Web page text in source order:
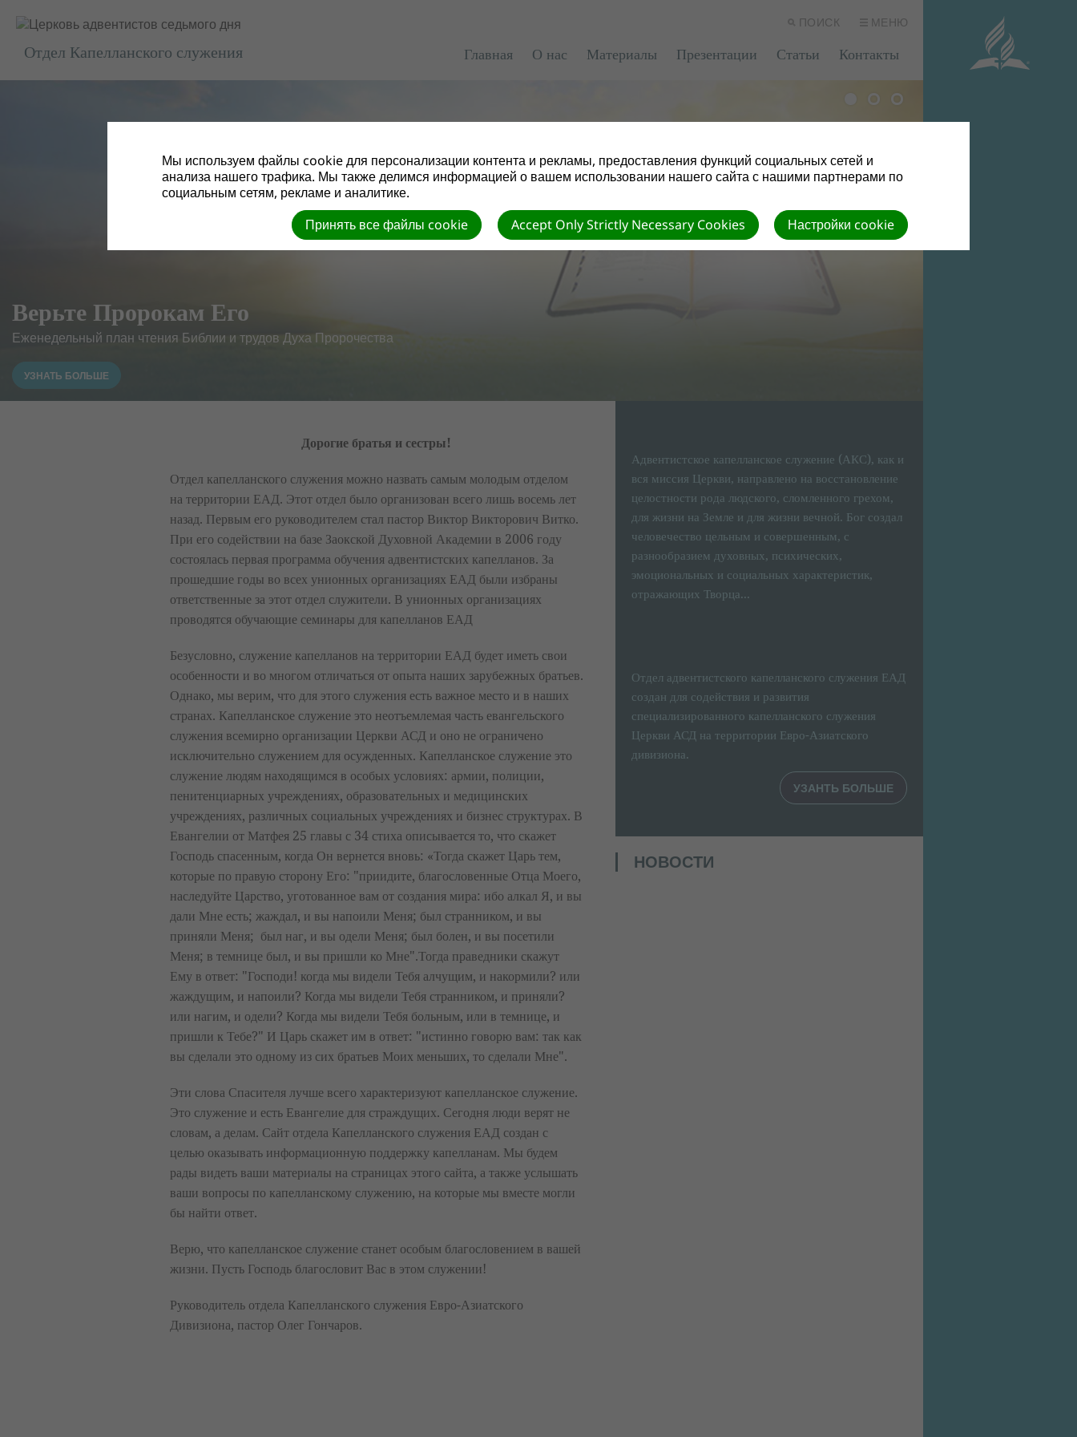
ПОИСК МЕНЮ
Отдел Капелланского служения Главная О нас Материалы Презентации Статьи Контакты
Верьте Пророкам Его
Еженедельный план чтения Библии и трудов Духа Пророчества
УЗНАТЬ БОЛЬШЕ
Дорогие братья и сестры!
Отдел капелланского служения можно назвать самым молодым отделом
на территории ЕАД. Этот отдел было организован всего лишь восемь лет
назад. Первым его руководителем стал пастор Виктор Викторович Витко.
При его содействии на базе Заокской Духовной Академии в 2006 году
состоялась первая программа обучения адвентистских капелланов. За
прошедшие годы во всех унионных организациях ЕАД были избраны
ответственные за этот отдел служители. В унионных организациях
проводятся обучающие семинары для капелланов ЕАД
Безусловно, служение капелланов на территории ЕАД будет иметь свои
особенности и во многом отличаться от опыта наших зарубежных братьев.
Однако, мы верим, что для этого служения есть важное место и в наших
странах. Капелланское служение это неотъемлемая часть евангельского
служения всемирно организации Церкви АСД и оно не ограничено
исключительно служением для осужденных. Капелланское служение это
служение людям находящимся в особых условиях: армии, полиции,
пенитенциарных учреждениях, образовательных и медицинских
учреждениях, различных социальных учреждениях и бизнес структурах. В
Евангелии от Матфея 25 главы с 34 стиха описывается то, что скажет
Господь спасенным, когда Он вернется вновь: «Тогда скажет Царь тем,
которые по правую сторону Его: "приидите, благословенные Отца Моего,
наследуйте Царство, уготованное вам от создания мира: ибо алкал Я, и вы
дали Мне есть; жаждал, и вы напоили Меня; был странником, и вы
приняли Меня; был наг, и вы одели Меня; был болен, и вы посетили
Меня; в темнице был, и вы пришли ко Мне".Тогда праведники скажут
Ему в ответ: "Господи! когда мы видели Тебя алчущим, и накормили? или
жаждущим, и напоили? Когда мы видели Тебя странником, и приняли?
или нагим, и одели? Когда мы видели Тебя больным, или в темнице, и
пришли к Тебе?" И Царь скажет им в ответ: "истинно говорю вам: так как
вы сделали это одному из сих братьев Моих меньших, то сделали Мне".
Эти слова Спасителя лучше всего характеризуют капелланское служение.
Это служение и есть Евангелие для страждущих. Сегодня люди верят не
словам, а делам. Сайт отдела Капелланского служения ЕАД создан с
целью оказывать информационную поддержку капелланам. Мы будем
рады видеть ваши материалы на страницах этого сайта, а также услышать
ваши вопросы по капелланскому служению, на которые мы вместе могли
бы найти ответ.
Верю, что капелланское служение станет особым благословением в вашей
жизни. Пусть Господь благословит Вас в этом служении!
Руководитель отдела Капелланского служения Евро-Азиатского
Дивизиона, пастор Олег Гончаров.
Адвентистское капелланское служение (АКС), как и
вся миссия Церкви, направлено на восстановление
целостности рода людского, сломленного грехом,
для жизни на Земле и для жизни вечной. Бог создал
человечество цельным и совершенным, с
разнообразием духовных, психических,
эмоциональных и социальных характеристик,
отражающих Творца...
Отдел адвентистского капелланского служения ЕАД
создан для содействия и развития
специализированного капелланского служения
Церкви АСД на территории Евро-Азиатского
дивизиона.
УЗАНТЬ БОЛЬШЕ
НОВОСТИ
Мы используем файлы cookie для персонализации контента и рекламы, предоставления функций социальных сетей и
анализа нашего трафика. Мы также делимся информацией о вашем использовании нашего сайта с нашими партнерами по
социальным сетям, рекламе и аналитике.
Настройки cookie
Accept Only Strictly Necessary Cookies
Принять все файлы cookie